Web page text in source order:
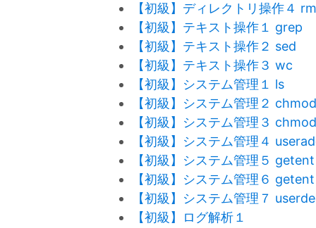
【初級】ディレクトリ操作４ rm
【初級】テキスト操作１ grep
【初級】テキスト操作２ sed
【初級】テキスト操作３ wc
【初級】システム管理１ ls
【初級】システム管理２ chmod
【初級】システム管理３ chmod
【初級】システム管理４
【初級】システム管理５ getent
【初級】システム管理６ getent
【初級】システム管理７
【初級】ログ解析１